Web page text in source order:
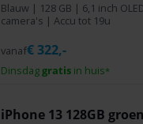
Blauw | 128 GB | 6,1 inch
camera's | Accu tot 19u
Dinsdaggratis in huis*
vanaf€322,-
iPhone 13 128GB groen